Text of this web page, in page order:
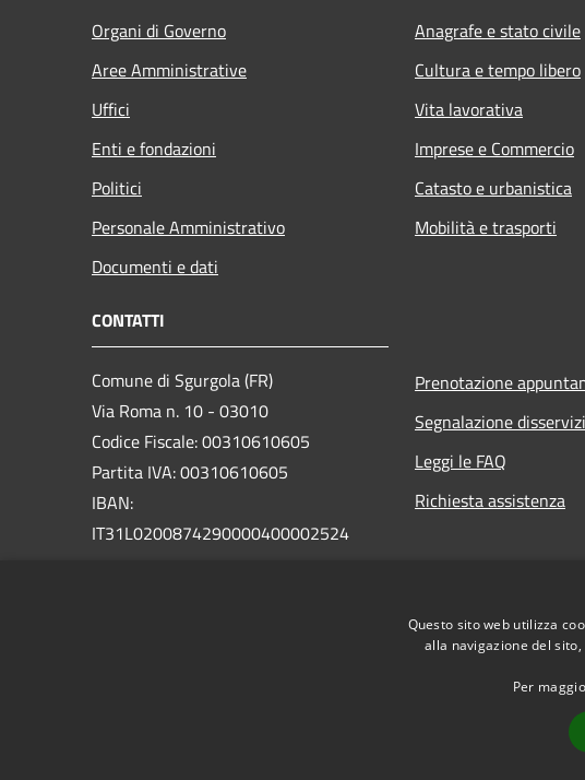
Organi di Governo
Aree Amministrative
Uffici
Enti e fondazioni
Politici
Personale Amministrativo
Documenti e dati
Anagrafe e stato civile
Cultura e tempo libero
Vita lavorativa
Imprese e Commercio
Catasto e urbanistica
Mobilità e trasporti
CONTATTI
Comune di Sgurgola (FR)
Via Roma n. 10 - 03010
Codice Fiscale: 00310610605
Partita IVA: 00310610605
IBAN:
IT31L0200874290000400002524
Prenotazione
Segnalazione
Leggi le FAQ
Richiesta assistenza
Questo sito web utilizza
alla navigazione del
Per